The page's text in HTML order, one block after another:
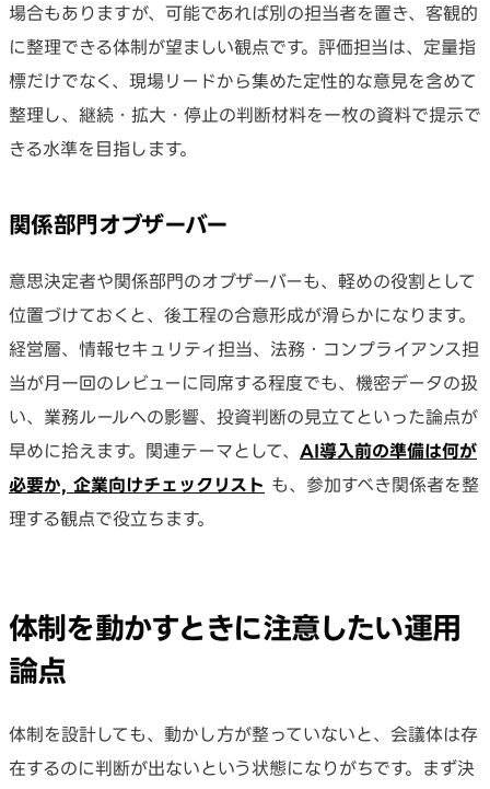
場合もありますが、可能であれば別の担当者を置き、客観的
に整理できる体制が望ましい観点です。評価担当は、定量指
標だけでなく、現場リードから集めた定性的な意見を含めて
整理し、継続・拡大・停止の判断材料を一枚の資料で提示で
きる水準を目指します。
関係部門オブザーバー
意思決定者や関係部門のオブザーバーも、軽めの役割として
位置づけておくと、後工程の合意形成が滑らかになります。
経営層、情報セキュリティ担当、法務・コンプライアンス担
当が月一回のレビューに同席する程度でも、機密データの扱
い、業務ルールへの影響、投資判断の見立てといった論点が
早めに拾えます。関連テーマとして、 AI導入前の準備は何が
必要か, 企業向けチェックリスト も、参加すべき関係者を整
理する観点で役立ちます。
体制を動かすときに注意したい運用
論点
体制を設計しても、動かし方が整っていないと、会議体は存
在するのに判断が出ないという状態になりがちです。まず決